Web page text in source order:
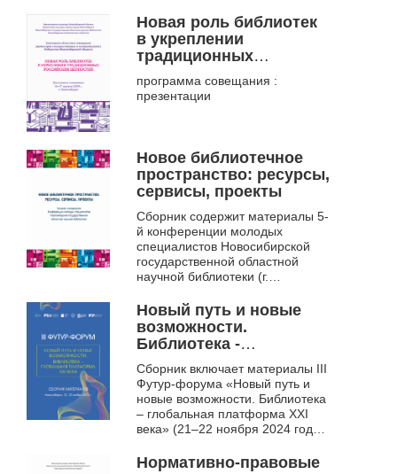
и внедрения систем
менеджмента качества, п...
Новая роль библиотек
в укреплении
традиционных
ежегодное областное
совещание директоров
библиотек
Новосибирской
области, 16-17 апреля
программа совещания :
презентации
Новое библиотечное
пространство: ресурсы,
сервисы, проекты
Сборник содержит материалы 5-
й конференции молодых
специалистов Новосибирской
государственной областной
научной библиотеки (г.
раскрывающие опыт
практической, проектной и и...
Новый путь и новые
возможности.
Библиотека -
глобальная платформа
XXI века
Сборник включает материалы III
Футур-форума «Новый путь и
новые возможности. Библиотека
– глобальная платформа ХХI
века» (21–22 ноября 2024 года,
форума приняли уч...
Нормативно-правовые